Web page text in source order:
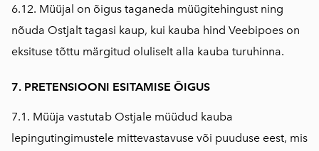
6.12. Müüjal on õigus taganeda müügitehingust ning
nõuda Ostjalt tagasi kaup, kui kauba hind Veebipoes on
eksituse tõttu märgitud oluliselt alla kauba turuhinna.
7. PRETENSIOONI ESITAMISE ÕIGUS
7.1. Müüja vastutab Ostjale müüdud kauba
lepingutingimustele mittevastavuse või puuduse eest, mis